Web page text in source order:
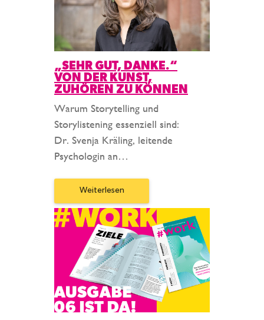
„SEHR GUT, DANKE.“
VON DER KUNST,
ZUHÖREN ZU KÖNNEN
Warum Storytelling und
Storylistening essenziell sind:
Dr. Svenja Kräling, leitende
Psychologin an…
Weiterlesen